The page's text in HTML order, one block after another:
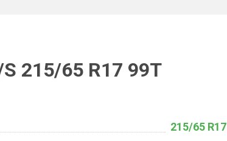
215/65 R17 99T
215/65 R17